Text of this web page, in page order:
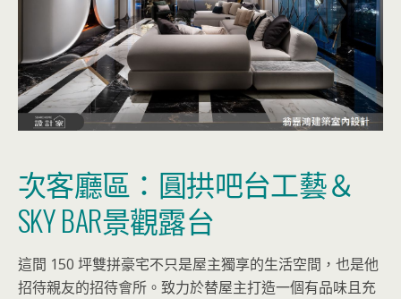
次客廳區：圓拱吧台工藝＆
SKY BAR景觀露台
這間 150 坪雙拼豪宅不只是屋主獨享的生活空間，也是他
招待親友的招待會所。致力於替屋主打造一個有品味且充